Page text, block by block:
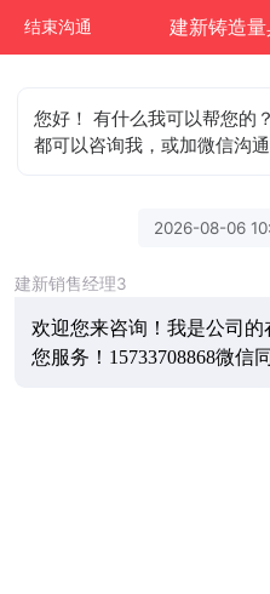
结束沟通 建新铸造
您好！ 有什么我可以帮您的
都可以咨询我，或加微信沟
2026-08-06
建新销售经理3
欢迎您来咨询 ！我是公司
您服务！15733708868微信